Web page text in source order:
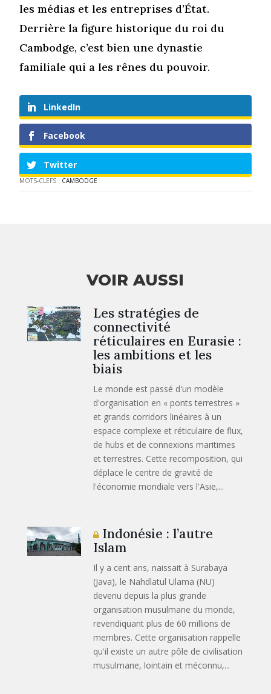
les médias et les entreprises d’État.
Derrière la figure historique du roi du
Cambodge, c’est bien une dynastie
familiale qui a les rênes du pouvoir.
LinkedIn
Facebook
Twitter
MOTS-CLEFS : CAMBODGE
VOIR AUSSI
Les stratégies de
connectivité
réticulaires en Eurasie :
les ambitions et les
biais
Le monde est passé d'un modèle
d'organisation en « ponts terrestres »
et grands corridors linéaires à un
espace complexe et réticulaire de flux,
de hubs et de connexions maritimes
et terrestres. Cette recomposition, qui
déplace le centre de gravité de
l'économie mondiale vers l'Asie,...
Indonésie : l’autre
Islam
Il y a cent ans, naissait à Surabaya
(Java), le Nahdlatul Ulama (NU)
devenu depuis la plus grande
organisation musulmane du monde,
revendiquant plus de 60 millions de
membres. Cette organisation rappelle
qu'il existe un autre pôle de civilisation
musulmane, lointain et méconnu,...